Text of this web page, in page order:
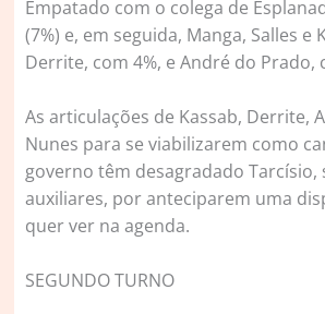
Empatado com o colega de
(7%) e, em seguida, Manga, Salles e
Derrite, com 4%, e André do Prado,
As articulações de Kassab, Derrite,
Nunes para se viabilizarem como
governo têm desagradado Tarcísio,
auxiliares, por anteciparem uma
quer ver na agenda.
SEGUNDO TURNO